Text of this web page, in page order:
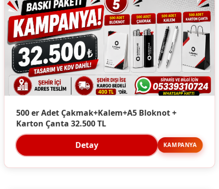
500 er Adet Çakmak+Kalem+A5 Bloknot +
Karton Çanta 32.500 TL
Detay KAMPANYA